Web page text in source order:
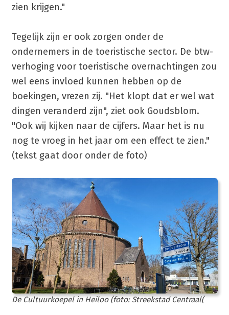
zien krijgen."
Tegelijk zijn er ook zorgen onder de
ondernemers in de toeristische sector. De btw-
verhoging voor toeristische overnachtingen zou
wel eens invloed kunnen hebben op de
boekingen, vrezen zij. "Het klopt dat er wel wat
dingen veranderd zijn", ziet ook Goudsblom.
"Ook wij kijken naar de cijfers. Maar het is nu
nog te vroeg in het jaar om een effect te zien."
(tekst gaat door onder de foto)
De Cultuurkoepel in Heiloo (foto: Streekstad Centraal(